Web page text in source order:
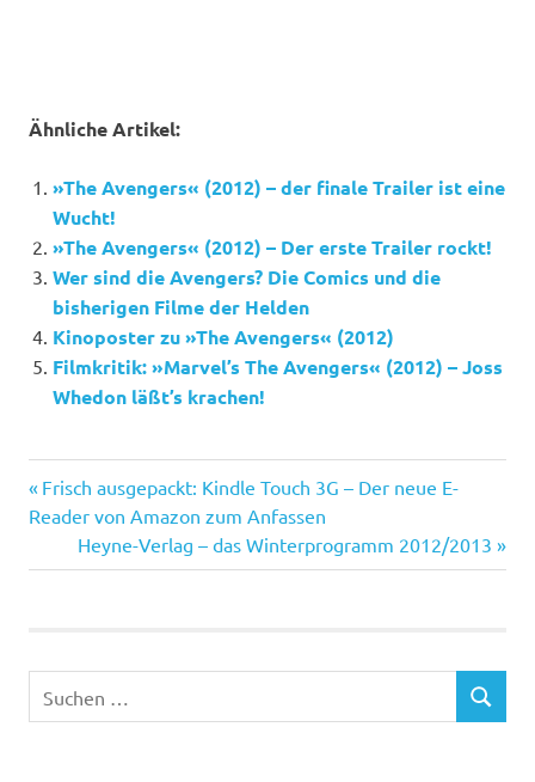
Ähnliche Artikel:
»The Avengers« (2012) – der finale Trailer ist eine
Wucht!
»The Avengers« (2012) – Der erste Trailer rockt!
Wer sind die Avengers? Die Comics und die
bisherigen Filme der Helden
Kinoposter zu »The Avengers« (2012)
Filmkritik: »Marvel’s The Avengers« (2012) – Joss
Whedon läßt’s krachen!
Black
Widow
Captain
Hawkeye
Hulk
Beitragsnavigation
Vorheriger
Beitrag:
Frisch ausgepackt: Kindle Touch 3G – Der neue E-
Reader von Amazon zum Anfassen
Nächster
Beitrag:
Heyne-Verlag – das Winterprogramm 2012/2013
nach:
SUCHEN